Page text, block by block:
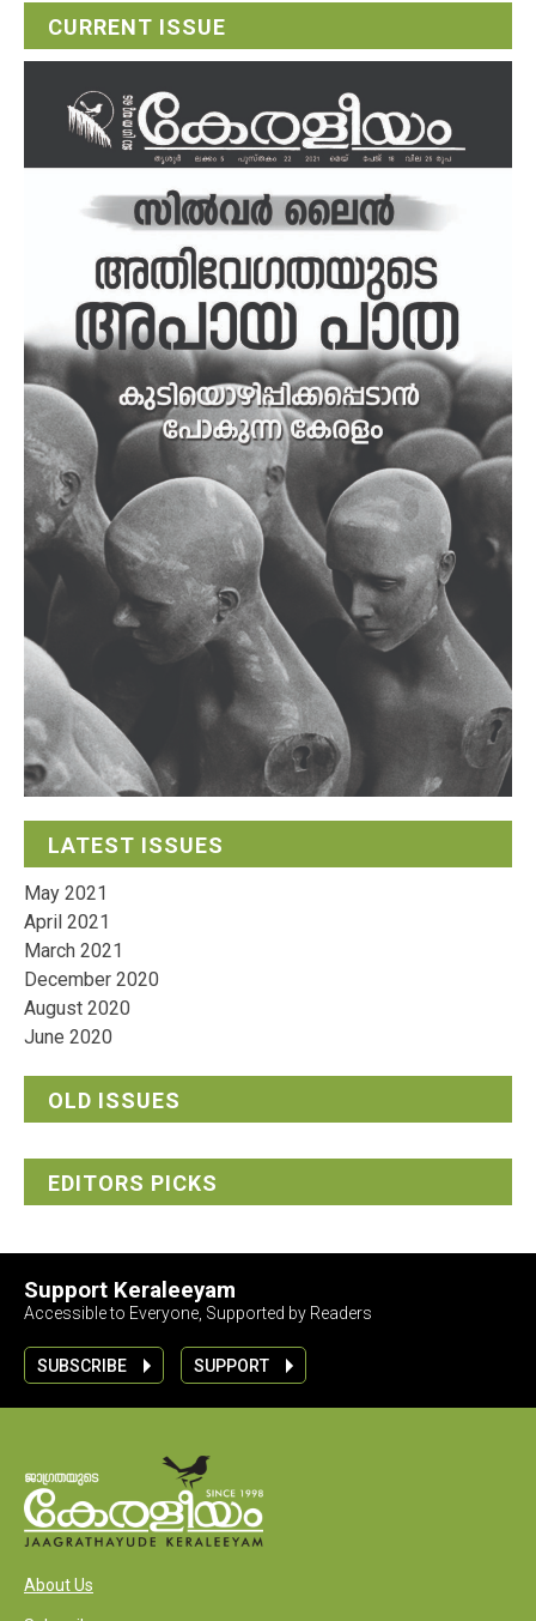
CURRENT ISSUE
LATEST ISSUES
May 2021
April 2021
March 2021
December 2020
August 2020
June 2020
OLD ISSUES
EDITORS PICKS
Support Keraleeyam
Accessible to Everyone, Supported by Readers
SUBSCRIBE SUPPORT
About Us